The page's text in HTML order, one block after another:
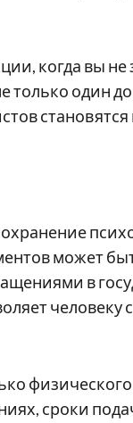
когда вы не
только один
может
в
человеку
сроки